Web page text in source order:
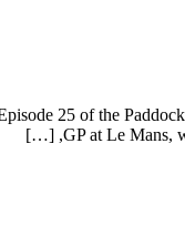
25 of the
GP at Le Mans,